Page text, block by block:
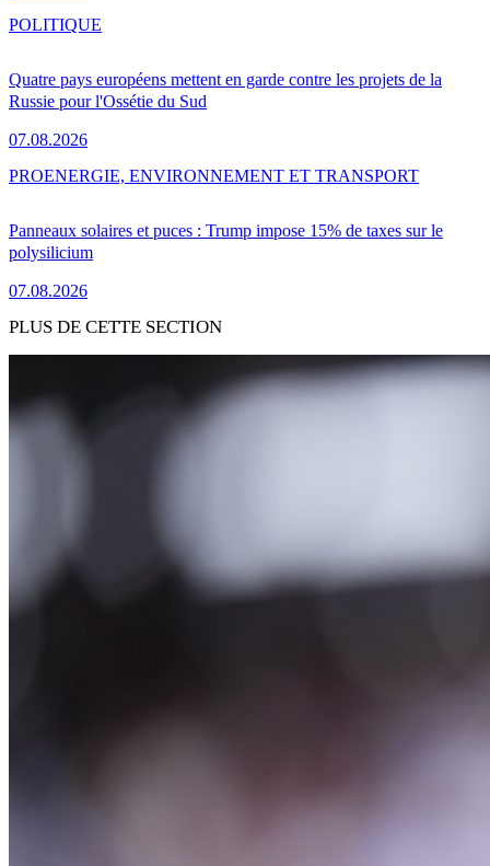
Quatre pays européens mettent en garde contre les projets de la
Russie pour l'Ossétie du Sud
07.08.2026
POLITIQUE
Panneaux solaires et puces : Trump impose 15% de taxes sur le
polysilicium
07.08.2026
PROENERGIE, ENVIRONNEMENT ET TRANSPORT
PLUS DE CETTE SECTION